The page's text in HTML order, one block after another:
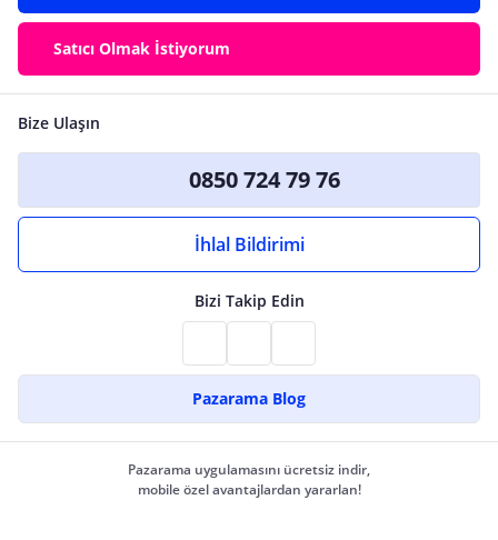
Satıcı Olmak İstiyorum
Bize Ulaşın
0850 724 79 76
İhlal Bildirimi
Bizi Takip Edin
Pazarama Blog
Pazarama uygulamasını ücretsiz indir,
mobile özel avantajlardan yararlan!